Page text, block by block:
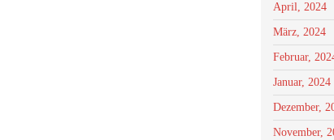
April, 2024
März, 2024
Februar,
Januar, 2024
Dezember,
November,